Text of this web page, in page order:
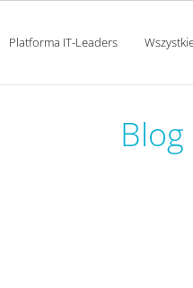
Platforma IT-Leaders